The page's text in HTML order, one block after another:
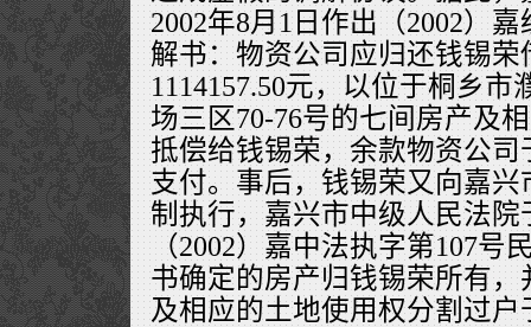
2002年8月1日作出（2002）
解书：物资公司应归还钱锡荣
1114157.50元，以位于桐乡
场三区70-76号的七间房产及
抵偿给钱锡荣，余款物资公
支付。事后，钱锡荣又向嘉
制执行，嘉兴市中级人民法院
（2002）嘉中法执字第107号
书确定的房产归钱锡荣所有
及相应的土地使用权分割过